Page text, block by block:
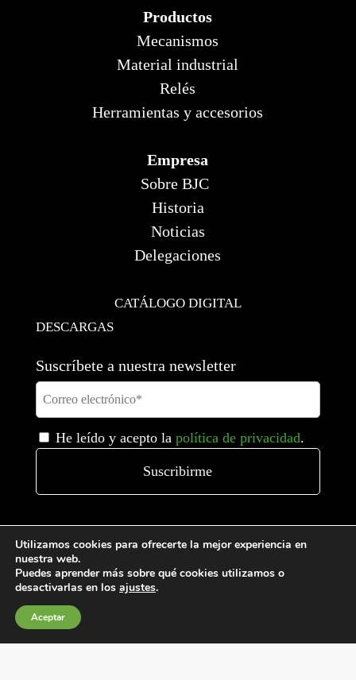
Productos
Mecanismos
Material industrial
Relés
Herramientas y accesorios
Empresa
Sobre BJC
Historia
Noticias
Delegaciones
CATÁLOGO DIGITAL
DESCARGAS
Suscríbete a nuestra newsletter
He leído y acepto la política de privacidad.
Utilizamos cookies para ofrecerte la mejor experiencia en
nuestra web.
Puedes aprender más sobre qué cookies utilizamos o
desactivarlas en los ajustes.
Aceptar